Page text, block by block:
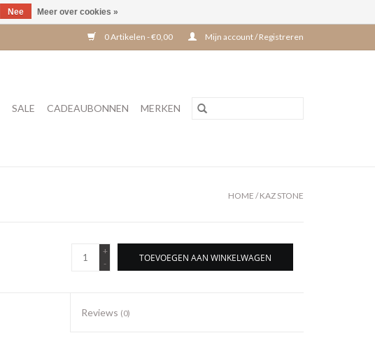
0 Artikelen - €0,00 Mijn account / Registreren
SALE CADEAUBONNEN MERKEN
HOME /KAZ STONE
+
-
TOEVOEGEN AAN WINKELWAGEN
Reviews (0)
Nee Meer over cookies »